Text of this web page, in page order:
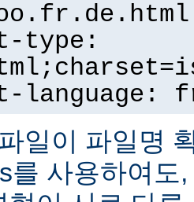
type:
language:
일이 파일명
를 사용하여도